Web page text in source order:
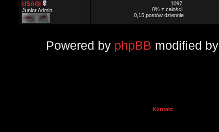
USAGI
Junior Admin
1097
8% z całości
0,15 postów dziennie
Powered by phpBB modified
Kontakt